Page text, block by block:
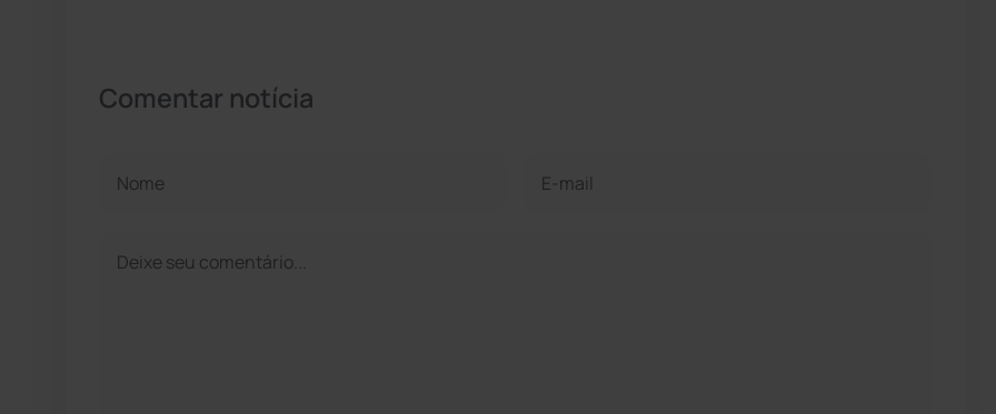
Comentar notícia